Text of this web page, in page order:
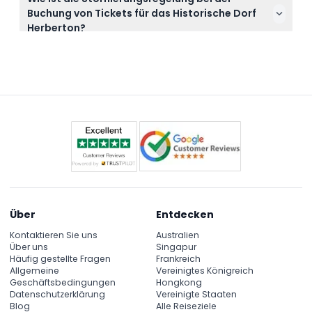
Leben in den 1880er Jahren zeigen, sehen
historische Fahrzeuge, Antiquitäten und interaktive
Buchung von Tickets für das Historische Dorf
Herberton?
ausgewählten Zeit verwendet werden müssen.
Über
Kontaktieren Sie uns
Über uns
Häufig gestellte Fragen
Allgemeine
Geschäftsbedingungen
Datenschutzerklärung
Blog
Entdecken
Australien
Singapur
Frankreich
Vereinigtes Königreich
Hongkong
Vereinigte Staaten
Alle Reiseziele